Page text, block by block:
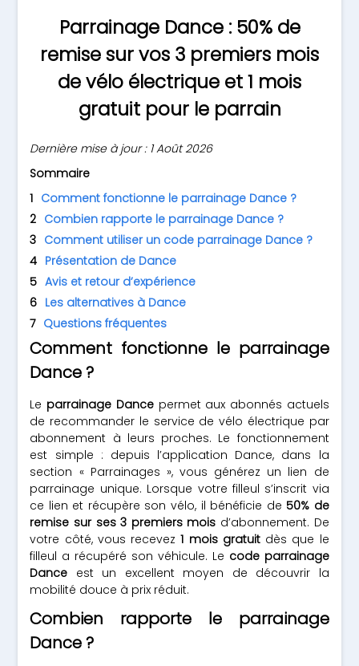
Parrainage Dance : 50% de
remise sur vos 3 premiers mois
de vélo électrique et 1 mois
gratuit pour le parrain
Dernière mise à jour : 1 Août 2026
Sommaire
Comment fonctionne le parrainage Dance ?
Combien rapporte le parrainage Dance ?
Comment utiliser un code parrainage Dance ?
Présentation de Dance
Avis et retour d’expérience
Les alternatives à Dance
Questions fréquentes
Comment fonctionne le parrainage
Dance ?
Le parrainage Dancepermet aux abonnés actuels
de recommander le service de vélo électrique par
abonnement à leurs proches. Le fonctionnement
est simple : depuis l’application Dance, dans la
section « Parrainages », vous générez un lien de
parrainage unique. Lorsque votre filleul s’inscrit via
ce lien et récupère son vélo, il bénéficie de 50% de
remise sur ses 3 premiers mois d’abonnement. De
votre côté, vous recevez1 mois gratuitdès que le
filleul a récupéré son véhicule. Le code parrainage
Dance est un excellent moyen de découvrir la
mobilité douce à prix réduit.
Combien rapporte le parrainage
Dance ?